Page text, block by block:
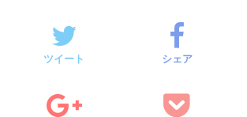
ツイート シェア